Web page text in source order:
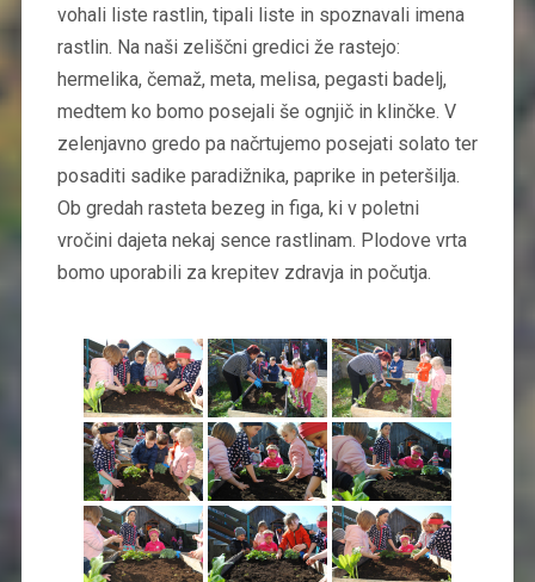
vohali liste rastlin, tipali liste in spoznavali imena
rastlin. Na naši zeliščni gredici že rastejo:
hermelika, čemaž, meta, melisa, pegasti badelj,
medtem ko bomo posejali še ognjič in klinčke. V
zelenjavno gredo pa načrtujemo posejati solato ter
posaditi sadike paradižnika, paprike in peteršilja.
Ob gredah rasteta bezeg in figa, ki v poletni
vročini dajeta nekaj sence rastlinam. Plodove vrta
bomo uporabili za krepitev zdravja in počutja.